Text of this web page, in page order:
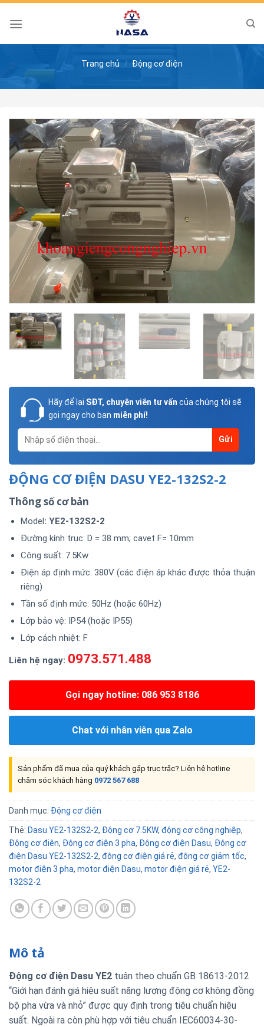
Skip
Trang chủ / Động cơ điện
Hãy để lại SĐT, chuyên viên tư vấn của chúng tôi sẽ
gọi ngay cho bạn miễn phí!
ĐỘNG CƠ ĐIỆN DASU YE2-132S2-2
Thông số cơ bản
Model: YE2-132S2-2
Đường kính trục: D = 38 mm; cavet F= 10mm
Công suất: 7.5Kw
Điện áp định mức: 380V (các điện áp khác được thỏa thuận
riêng)
Tần số định mức: 50Hz (hoặc 60Hz)
Lớp bảo vệ: IP54 (hoặc IP55)
Lớp cách nhiệt: F
Liên hệ ngay: 0973.571.488
Gọi ngay hotline: 086 953 8186
Chat với nhân viên qua Zalo
Sản phẩm đã mua của quý khách gặp trục trặc? Liên hệ hotline
chăm sóc khách hàng 0972 567 688
Danh mục: Động cơ điện
Thẻ: Dasu YE2-132S2-2, Động cơ 7.5KW, động cơ công nghiệp,
Động cơ điên, Động cơ điện 3 pha, Động cơ điện Dasu, Động cơ
điện Dasu YE2-132S2-2, động cơ điện giá rẻ, động cơ giảm tốc,
motor điện 3 pha, motor điện Dasu, motor điện giá rẻ, YE2-
132S2-2
Mô tả
Động cơ điện Dasu YE2 tuân theo chuẩn GB 18613-2012
“Giới hạn đánh giá hiệu suất năng lượng động cơ không đồng
bộ pha vừa và nhỏ” được quy định trong tiêu chuẩn hiệu
suất. Ngoài ra còn phù hợp với tiêu chuẩn IEC60034-30-